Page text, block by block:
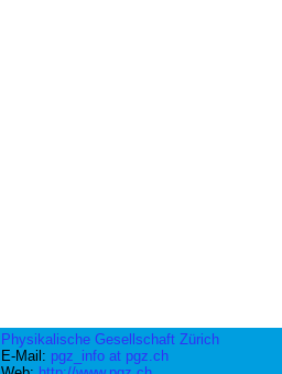
Physikalische Gesellschaft Zürich
E-Mail: pgz_info at pgz.ch